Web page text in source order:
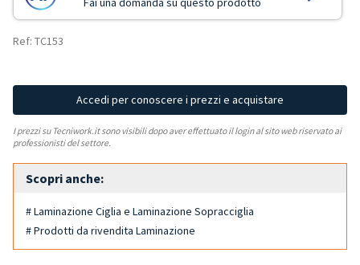
Ref: TC153
Accedi per conoscere i prezzi e acquistare
I prezzi su Tecniwork.it sono visibili dopo aver effettuato il login al sito web riservato ai
professionisti del settore.
Scopri anche:
# Laminazione Ciglia e Laminazione Sopracciglia
# Prodotti da rivendita Laminazione